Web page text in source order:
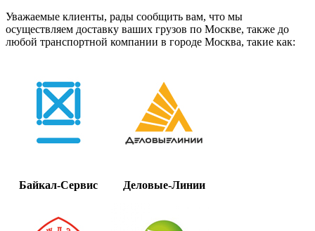
Уважаемые клиенты, рады сообщить вам, что мы
осуществляем доставку ваших грузов по Москве, также до
любой транспортной компании в городе Москва, такие как:
Байкал-Сервис Деловые-Линии